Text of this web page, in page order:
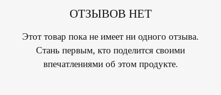
ОТЗЫВОВ НЕТ
Этот товар пока не имеет ни одного отзыва.
Стань первым, кто поделится своими
впечатлениями об этом продукте.